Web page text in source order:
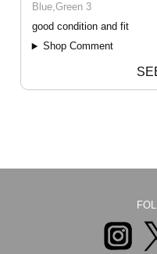
Blue,Green 3
good condition and fit
Shop Comment